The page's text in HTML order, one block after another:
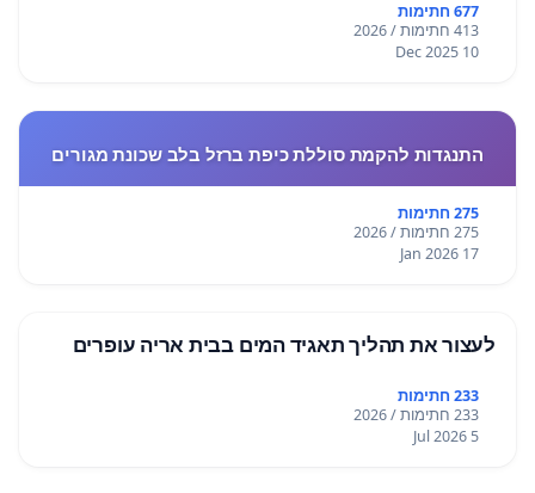
677 חתימות
413 חתימות / 2026
10 Dec 2025
התנגדות להקמת סוללת כיפת ברזל בלב שכונת מגורים
275 חתימות
275 חתימות / 2026
17 Jan 2026
לעצור את תהליך תאגיד המים בבית אריה עופרים
233 חתימות
233 חתימות / 2026
5 Jul 2026